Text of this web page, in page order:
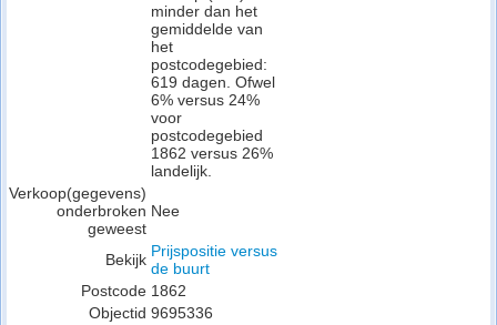
minder dan het
gemiddelde van
het
postcodegebied:
619 dagen. Ofwel
6% versus 24%
voor
postcodegebied
1862 versus 26%
landelijk.
Verkoop(gegevens)
onderbroken
geweest
Nee
Bekijk Prijspositie versus
de buurt
Postcode 1862
Objectid 9695336